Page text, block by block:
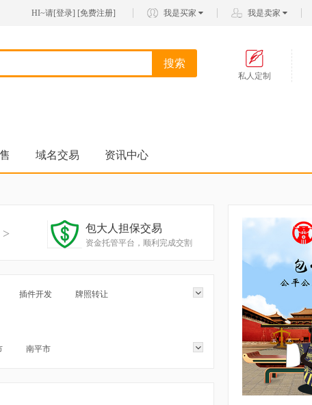
HI~请[登录] [免费注册] 我是买家 我是卖家
搜索
私人定制
域名交易 资讯中心
> 包大人担保交易
资金托管平台，顺利完成交割
插件开发 牌照转让
南平市